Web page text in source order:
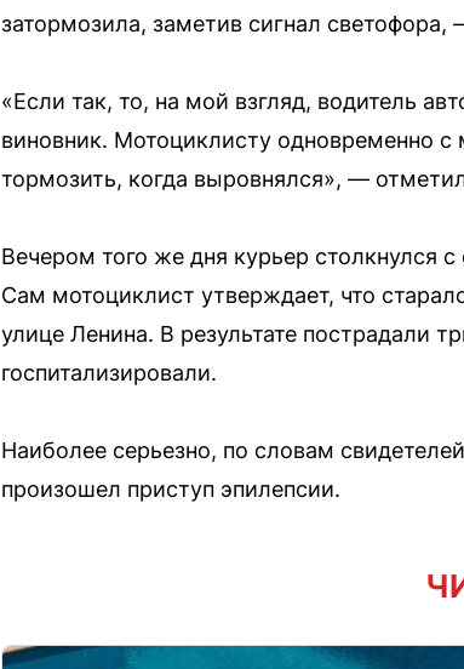
затормозила, заметив сигнал
«Если так, то, на мой взгляд, водитель
виновник. Мотоциклисту одновременно
тормозить, когда выровнялся», —
Вечером того же дня курьер столкнулся
Сам мотоциклист утверждает, что
улице Ленина. В результате пострадали
госпитализировали.
Наиболее серьезно, по словам
произошел приступ эпилепсии.